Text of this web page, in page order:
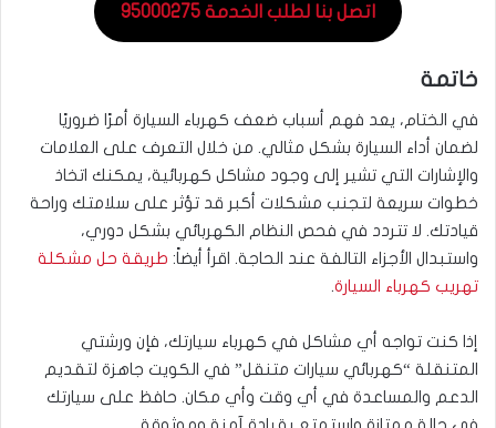
اتصل بنا لطلب الخدمة 95000275
خاتمة
في الختام، يعد فهم أسباب ضعف كهرباء السيارة أمرًا ضروريًا
لضمان أداء السيارة بشكل مثالي. من خلال التعرف على العلامات
والإشارات التي تشير إلى وجود مشاكل كهربائية، يمكنك اتخاذ
خطوات سريعة لتجنب مشكلات أكبر قد تؤثر على سلامتك وراحة
قيادتك. لا تتردد في فحص النظام الكهربائي بشكل دوري،
واستبدال الأجزاء التالفة عند الحاجة. اقرأ أيضاً: طريقة حل مشكلة
تهريب كهرباء السيارة.
إذا كنت تواجه أي مشاكل في كهرباء سيارتك، فإن ورشتي
المتنقلة “كهربائي سيارات متنقل” في الكويت جاهزة لتقديم
الدعم والمساعدة في أي وقت وأي مكان. حافظ على سيارتك